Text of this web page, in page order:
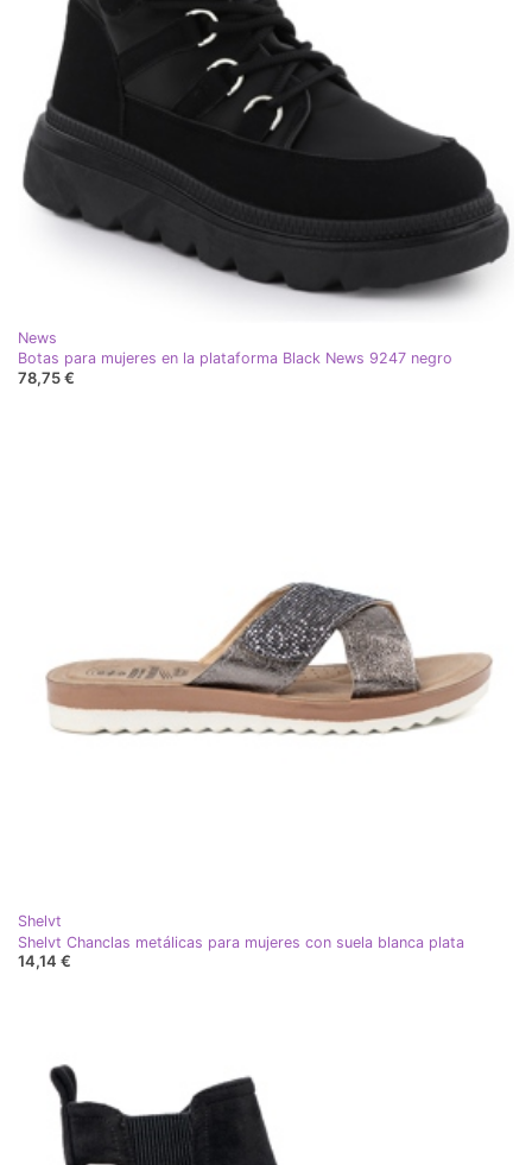
News
Botas para mujeres en la plataforma Black News 9247 negro
78,75 €
Shelvt
Shelvt Chanclas metálicas para mujeres con suela blanca plata
14,14 €